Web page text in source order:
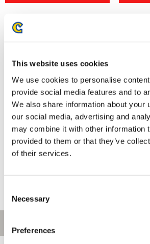
This website uses cookies
We use cookies to personalise
provide social media features and to
We also share information about your
our social media, advertising and
may combine it with other information
provided to them or that they’ve
of their services.
Selection
Necessary
Preferences
逆転裁判×卯三郎の孫 コラボこ
けし 御剣 怜侍
6,050円
逆転裁
けし 成